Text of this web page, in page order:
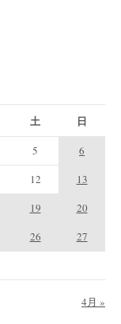
土 日
4月 »
5
6
12
13
19
20
26
27